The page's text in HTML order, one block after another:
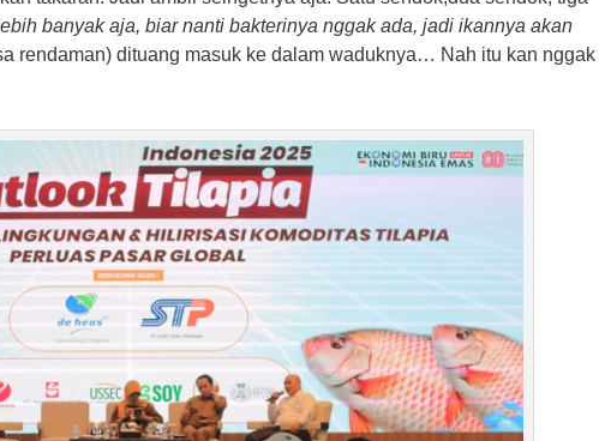
banyak aja, biar nanti bakterinya nggak ada, jadi ikannya akan
rendaman) dituang masuk ke dalam waduknya… Nah itu kan nggak